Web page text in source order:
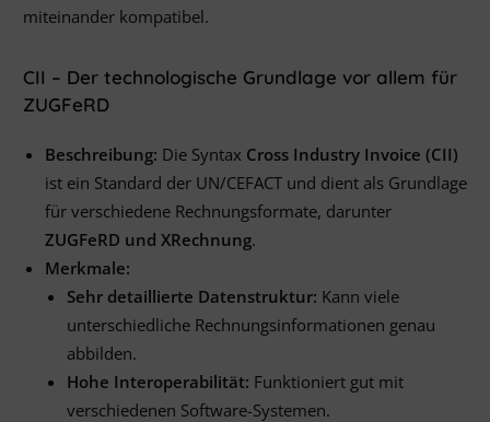
miteinander kompatibel.
CII – Der technologische Grundlage vor allem für
ZUGFeRD
Beschreibung: Die Syntax Cross Industry Invoice (CII)
ist ein Standard der UN/CEFACT und dient als Grundlage
für verschiedene Rechnungsformate, darunter
ZUGFeRD und XRechnung.
Merkmale:
Sehr detaillierte Datenstruktur: Kann viele
unterschiedliche Rechnungsinformationen genau
abbilden.
Hohe Interoperabilität: Funktioniert gut mit
verschiedenen Software-Systemen.